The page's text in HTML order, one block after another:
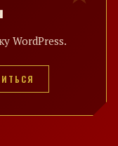
WordPress.